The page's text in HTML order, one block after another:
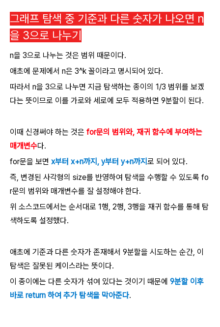
그래프 탐색 중 기준과 다른 숫자가 나오면 n
을 3으로 나누기
n을 3으로 나누는 것은 범위 때문이다.
애초에 문제에서 n은 3^k 꼴이라고 명시되어 있다.
따라서 n을 3으로 나누면 지금 탐색하는 종이의 1/3 범위를 보겠
다는 뜻이므로 이를 가로와 세로에 모두 적용하면 9분할이 된다.
이때 신경써야 하는 것은 for문의 범위와, 재귀 함수에 부여하는
매개변수다.
for문을 보면 x부터 x+n까지, y부터 y+n까지 로 되어 있다.
즉, 변경된 사각형의 size를 반영하여 탐색을 수행할 수 있도록 fo
r문의 범위와 매개변수를 잘 설정해야 한다.
위 소스코드에서는 순서대로 1행, 2행, 3행을 재귀 함수를 통해 탐
색하도록 설정했다.
애초에 기준과 다른 숫자가 존재해서 9분할을 시도하는 순간, 이
탐색은 잘못된 케이스라는 뜻이다.
이 종이에는 다른 숫자가 섞여 있다는 것이기 때문에 9분할 이후
바로 return 하여 추가 탐색을 막아준다.